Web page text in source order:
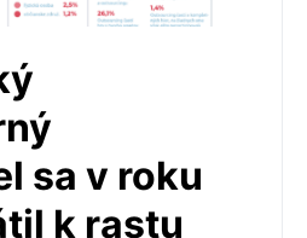
sa v roku
k rastu